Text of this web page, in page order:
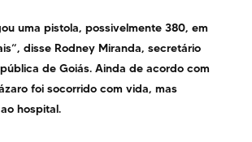
uma pistola, possivelmente 380, em
disse Rodney Miranda, secretário
de Goiás. Ainda de acordo com
foi socorrido com vida, mas
hospital.